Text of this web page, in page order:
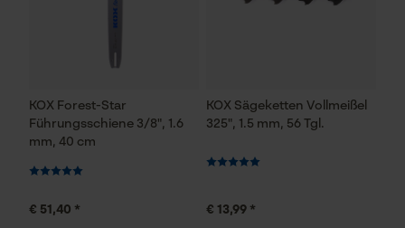
KOX Forest-Star
Führungsschiene 3/8", 1.6
mm, 40 cm
€ 51,40 *
KOX Sägeketten Vollmeißel
325", 1.5 mm, 56 Tgl.
€ 13,99 *
Econda Tag Manager
Statistik Cookies